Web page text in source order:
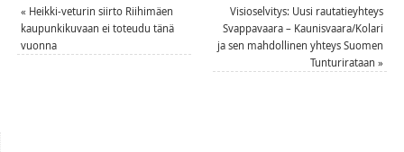
« Heikki-veturin siirto Riihimäen
kaupunkikuvaan ei toteudu tänä
vuonna
Visioselvitys: Uusi rautatieyhteys
Svappavaara – Kaunisvaara/Kolari
ja sen mahdollinen yhteys Suomen
Tunturirataan»